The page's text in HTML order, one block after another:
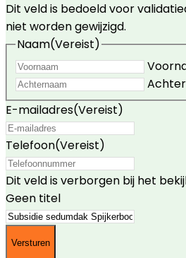
Dit veld is bedoeld voor
niet worden gewijzigd.
Naam(Vereist)
E-mailadres(Vereist)
Telefoon(Vereist)
Dit veld is verborgen bij het
Geen titel